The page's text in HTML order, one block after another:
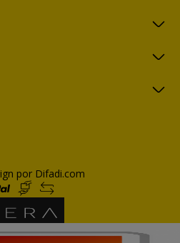
por Difadi.com